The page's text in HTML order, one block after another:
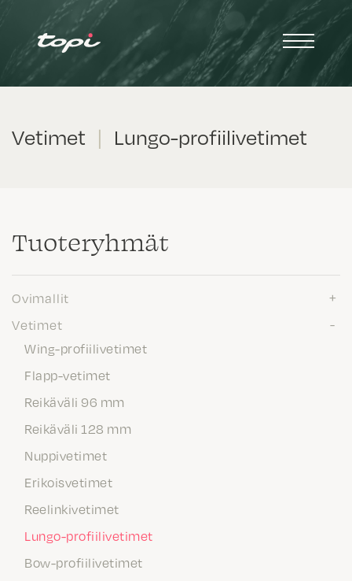
Vetimet | Lungo-profiilivetimet
Tuote­ryhmät
Ovimallit
Vetimet
Wing-profiilivetimet
Flapp-vetimet
Reikäväli 96 mm
Reikäväli 128 mm
Nuppivetimet
Erikoisvetimet
Reelinkivetimet
Lungo-profiilivetimet
Bow-profiilivetimet